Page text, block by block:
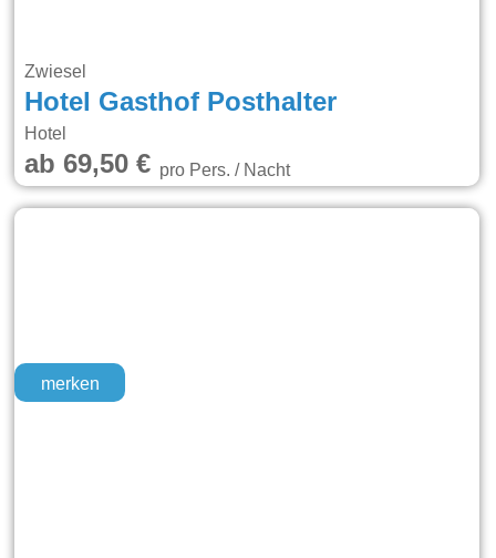
Zwiesel
Hotel Gasthof Posthalter
Hotel
ab 69,50 €pro Pers. / Nacht
merken